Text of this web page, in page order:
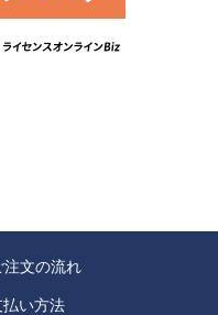
注文の流れ
払い方法